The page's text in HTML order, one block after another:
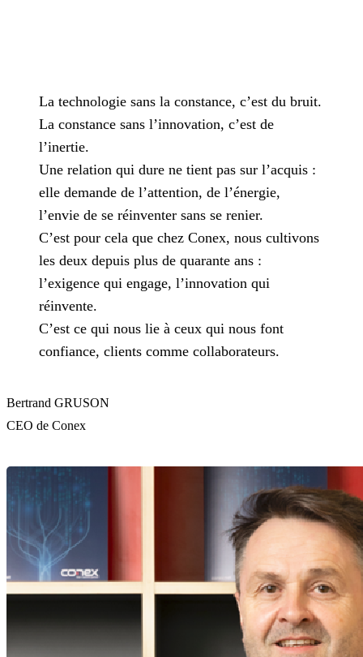
La technologie sans la constance, c’est du bruit.
La constance sans l’innovation, c’est de
l’inertie.
Une relation qui dure ne tient pas sur l’acquis :
elle demande de l’attention, de l’énergie,
l’envie de se réinventer sans se renier.
C’est pour cela que chez Conex, nous cultivons
les deux depuis plus de quarante ans :
l’exigence qui engage, l’innovation qui
réinvente.
C’est ce qui nous lie à ceux qui nous font
confiance, clients comme collaborateurs.
Bertrand GRUSON
CEO de Conex